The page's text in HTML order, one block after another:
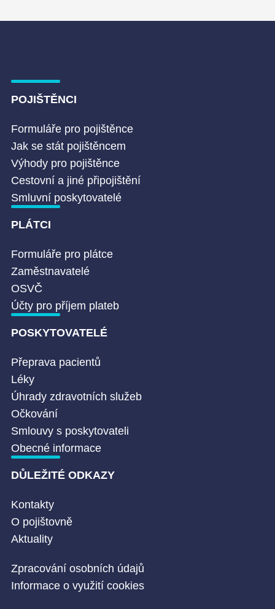
POJIŠTĚNCI
Formuláře pro pojištěnce
Jak se stát pojištěncem
Výhody pro pojištěnce
Cestovní a jiné připojištění
Smluvní poskytovatelé
PLÁTCI
Formuláře pro plátce
Zaměstnavatelé
OSVČ
Účty pro příjem plateb
POSKYTOVATELÉ
Přeprava pacientů
Léky
Úhrady zdravotních služeb
Očkování
Smlouvy s poskytovateli
Obecné informace
DŮLEŽITÉ ODKAZY
Kontakty
O pojištovně
Aktuality
Zpracování osobních údajů
Informace o využití cookies